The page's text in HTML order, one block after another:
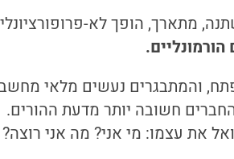
מתארך, הופך לא-
והמתבגרים נעשים מלאי
חשובה יותר מדעת ההורים.
את עצמו: מי אני? מה אני רוצה?